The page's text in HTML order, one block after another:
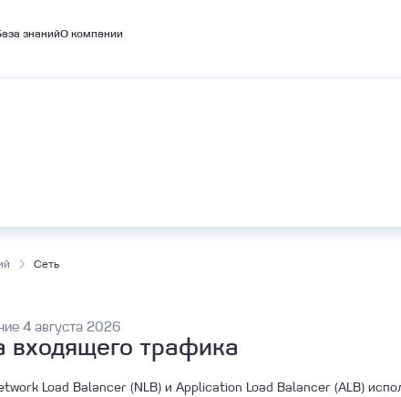
знанийО компании
Сеть
4 августа 2026
входящего трафика
Load Balancer (NLB) и Application Load Balancer (ALB)